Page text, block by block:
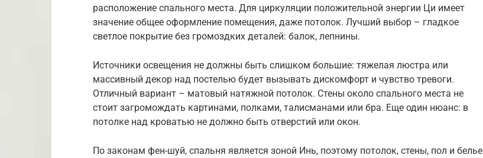
расположение спального места. Для циркуляции положительной энергии Ци имеет
значение общее оформление помещения, даже потолок. Лучший выбор – гладкое
светлое покрытие без громоздких деталей: балок, лепнины.
Источники освещения не должны быть слишком большие: тяжелая люстра или
массивный декор над постелью будет вызывать дискомфорт и чувство тревоги.
Отличный вариант – матовый натяжной потолок. Стены около спального места не
стоит загромождать картинами, полками, талисманами или бра. Еще один нюанс: в
потолке над кроватью не должно быть отверстий или окон.
По законам фен-шуй, спальня является зоной Инь, поэтому потолок, стены, пол и белье